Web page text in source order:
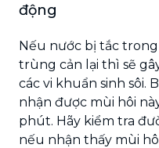
động
Nếu nước bị tắc
trùng cản lại thì sẽ gây
các vi khuẩn sinh sôi.
nhận được mùi hôi
phút. Hãy kiểm tra
nếu nhận thấy mùi